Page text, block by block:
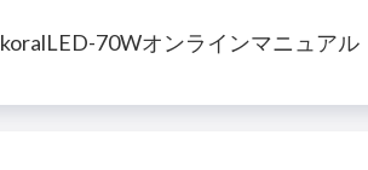
koralLED-70Wオンラインマニュアル